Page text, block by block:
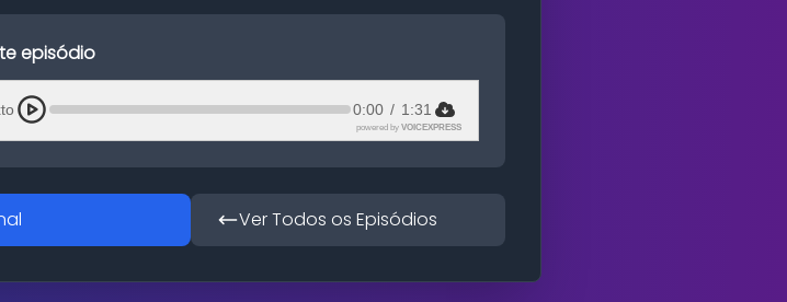
episódio
0:00 / 1:31
powered by VOICEXPRESS
Ver Todos os Episódios